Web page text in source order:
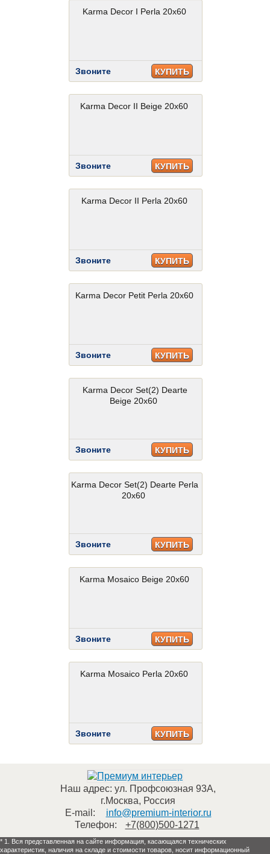
Karma Decor I Perla 20x60
Звоните КУПИТЬ
Karma Decor II Beige 20x60
Звоните КУПИТЬ
Karma Decor II Perla 20x60
Звоните КУПИТЬ
Karma Decor Petit Perla 20x60
Звоните КУПИТЬ
Karma Decor Set(2) Dearte
Beige 20x60
Звоните КУПИТЬ
Karma Decor Set(2) Dearte Perla
20x60
Звоните КУПИТЬ
Karma Mosaico Beige 20x60
Звоните КУПИТЬ
Karma Mosaico Perla 20x60
Звоните КУПИТЬ
Наш адрес: ул. Профсоюзная 93А,
г.Москва, Россия
E-mail:
info@premium-interior.ru
Телефон:
+7(800)500-1271
* 1. Вся представленная на сайте информация, касающаяся технических
характеристик, наличия на складе и стоимости товаров, носит информационный